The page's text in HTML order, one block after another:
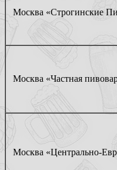
Москва «Строгинские
Москва «Частная
Москва «Центрально-